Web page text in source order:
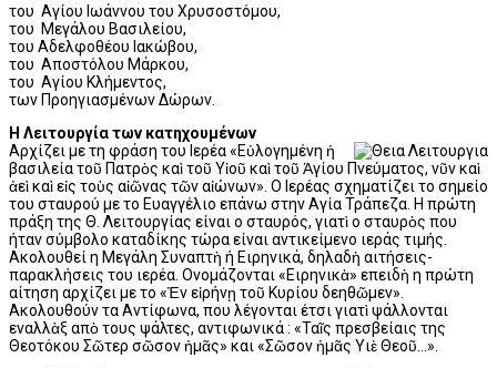
του Αγίου Ιωάννου του Χρυσοστόμου,
του Μεγάλου Βασιλείου,
του Αδελφοθέου Ιακώβου,
του Αποστόλου Μάρκου,
του Αγίου Κλήμεντος,
των Προηγιασμένων Δώρων.
Η Λειτουργία των κατηχουμένων
Αρχίζει με τη φράση του Ιερέα «Εὐλογημένη ἡ
βασιλεία τοῦ Πατρὸς καὶ τοῦ Υἱοῦ καὶ τοῦ Ἁγίου Πνεύματος, νῦν καὶ
ἀεὶ καὶ εἰς τοὺς αἰῶνας τῶν αἰώνων». Ο Ιερέας σχηματίζει το σημείο
του σταυρού με το Ευαγγέλιο επάνω στην Αγία Τράπεζα. Η πρώτη
πράξη της Θ. Λειτουργίας είναι ο σταυρός, γιατὶ ο σταυρὸς που
ήταν σύμβολο καταδίκης τώρα είναι αντικείμενο ιεράς τιμής.
Ακολουθεί η Μεγάλη Συναπτὴ ή Ειρηνικά, δηλαδὴ αιτήσεις-
παρακλήσεις του ιερέα. Ονομάζονται «Ειρηνικὰ» επειδὴ η πρώτη
αίτηση αρχίζει με το «Ἐν εἰρήνῃ τοῦ Κυρίου δεηθῶμεν».
Ακολουθούν τα Αντίφωνα, που λέγονται έτσι γιατὶ ψάλλονται
εναλλὰξ απὸ τους ψάλτες, αντιφωνικά : «Ταῖς πρεσβείαις της
Θεοτόκου Σῶτερ σῶσον ἡμᾶς» και «Σῶσον ἡμᾶς Υιὲ Θεοῦ…».